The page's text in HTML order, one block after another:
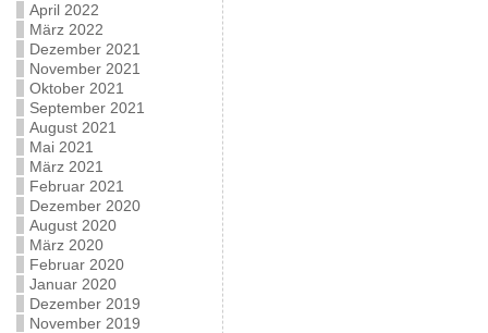
April 2022
März 2022
Dezember 2021
November 2021
Oktober 2021
September 2021
August 2021
Mai 2021
März 2021
Februar 2021
Dezember 2020
August 2020
März 2020
Februar 2020
Januar 2020
Dezember 2019
November 2019